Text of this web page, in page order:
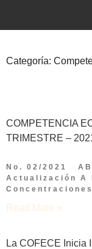
Categoría:
COMPETENCIA
TRIMESTRE –
No. 02/2021
Actualización A
Read More »
La COFECE Inicia